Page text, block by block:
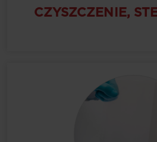
CZYSZCZENIE,